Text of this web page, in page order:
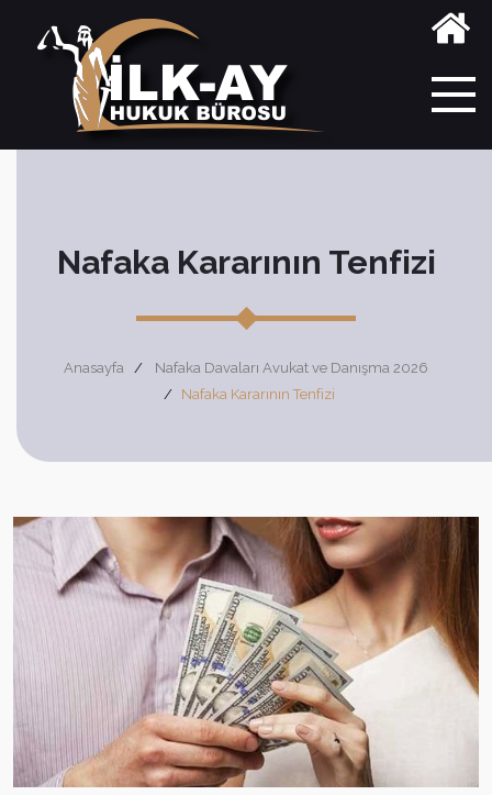
Nafaka Kararının Tenfizi
Anasayfa
Nafaka Davaları Avukat ve Danışma 2026
Nafaka Kararının Tenfizi